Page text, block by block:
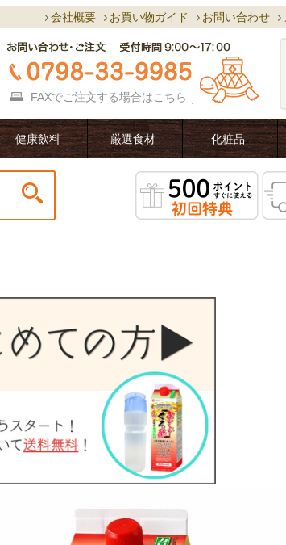
会社概要 お買い物ガイド お問い合わせ
FAXでご注文する場合は こちら
健康飲料 厳選食材 化粧品